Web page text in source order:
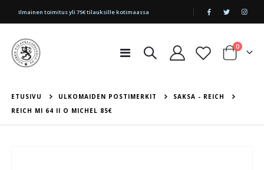
|
Ilmainen toimitus yli 75€ tilauksille kotimaassa
Toggle
Cart
0tuotetta
ETUSIVU ULKOMAIDEN POSTIMERKIT
SAKSA - REICH
REICH MI 64 II O MICHEL 85€